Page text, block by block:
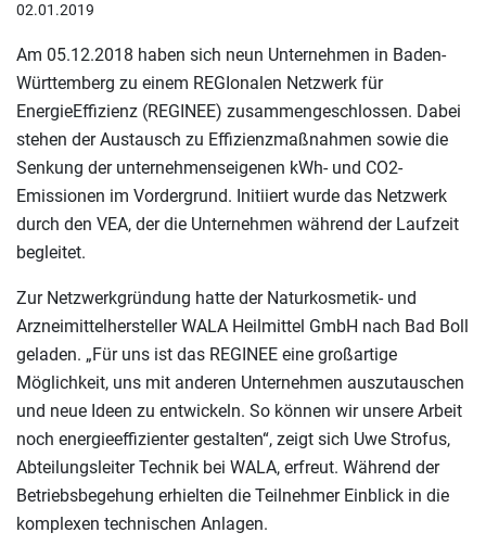
02.01.2019
Am 05.12.2018 haben sich neun Unternehmen in Baden-
Württemberg zu einem REGIonalen Netzwerk für
EnergieEffizienz (REGINEE) zusammengeschlossen. Dabei
stehen der Austausch zu Effizienzmaßnahmen sowie die
Senkung der unternehmenseigenen kWh- und CO2-
Emissionen im Vordergrund. Initiiert wurde das Netzwerk
durch den VEA, der die Unternehmen während der Laufzeit
begleitet.
Zur Netzwerkgründung hatte der Naturkosmetik- und
Arzneimittelhersteller WALA Heilmittel GmbH nach Bad Boll
geladen. „Für uns ist das REGINEE eine großartige
Möglichkeit, uns mit anderen Unternehmen auszutauschen
und neue Ideen zu entwickeln. So können wir unsere Arbeit
noch energieeffizienter gestalten“, zeigt sich Uwe Strofus,
Abteilungsleiter Technik bei WALA, erfreut. Während der
Betriebsbegehung erhielten die Teilnehmer Einblick in die
komplexen technischen Anlagen.